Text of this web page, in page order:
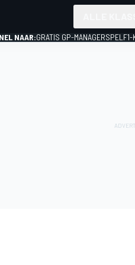
NAAR:GRATIS GP-MANAGERSPEL